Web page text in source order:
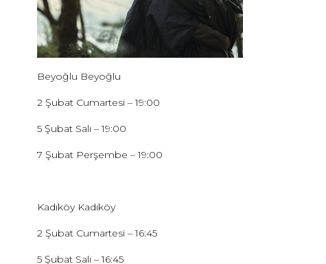
Beyoğlu Beyoğlu
2 Şubat Cumartesi – 19:00
5 Şubat Salı – 19:00
7 Şubat Perşembe – 19:00
Kadıköy Kadıköy
2 Şubat Cumartesi – 16:45
5 Şubat Salı – 16:45